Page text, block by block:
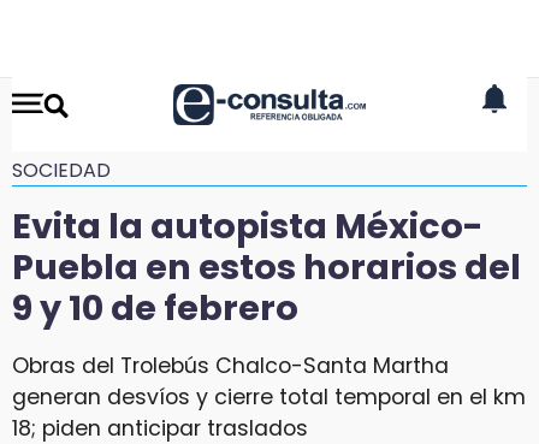
SOCIEDAD
Evita la autopista México-
Puebla en estos horarios del
9 y 10 de febrero
Obras del Trolebús Chalco-Santa Martha
generan desvíos y cierre total temporal en el km
18; piden anticipar traslados